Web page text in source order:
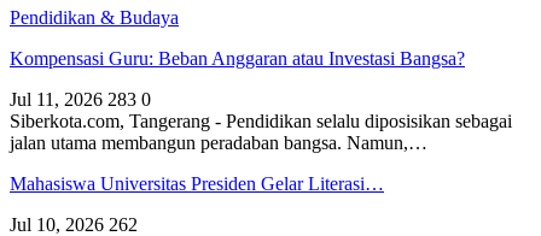
Pendidikan & Budaya
Kompensasi Guru: Beban Anggaran atau Investasi Bangsa?
Jul 11, 2026 283 0
Siberkota.com, Tangerang - Pendidikan selalu diposisikan sebagai
jalan utama membangun peradaban bangsa. Namun,…
Mahasiswa Universitas Presiden Gelar Literasi…
Jul 10, 2026 262